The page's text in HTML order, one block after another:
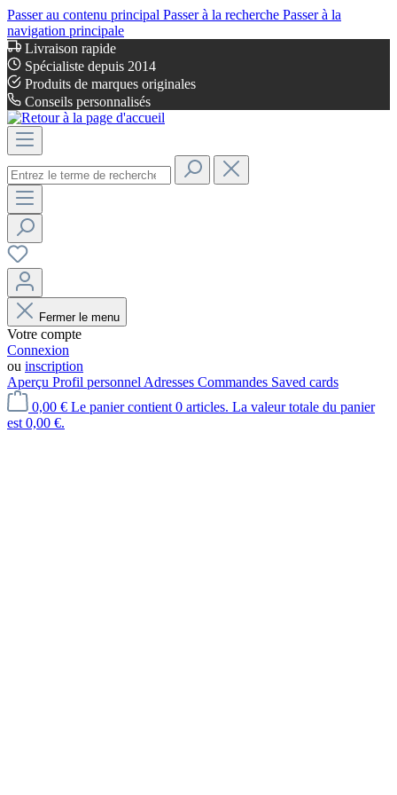
Passer au contenu principal Passer à la recherche Passer à la
navigation principale
Livraison rapide
Spécialiste depuis 2014
Produits de marques originales
Conseils personnalisés
Fermer le menu
Votre compte
Connexion
ou inscription
Aperçu Profil personnel Adresses Commandes Saved cards
0,00 € Le panier contient 0 articles. La valeur totale du panier
est 0,00 €.